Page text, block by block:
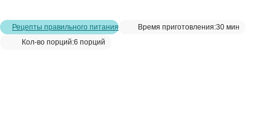
Рецепты правильного питания Время приготовления:30 мин
Кол-во порций:6 порций